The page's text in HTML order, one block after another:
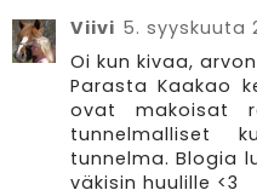
Viivi 5. syyskuuta
Oi kun kivaa,
Parasta Kaakao
ovat makoisat
tunnelmalliset
tunnelma. Blogia
väkisin huulille <3